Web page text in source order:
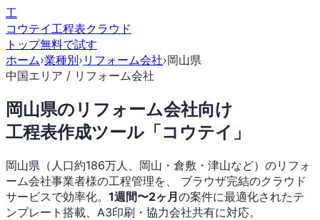
工
コウテイ工程表クラウド
トップ無料で試す
ホーム›業種別› リフォーム会社›岡山県
中国エリア / リフォーム会社
岡山県のリフォーム会社向け
工程表作成ツール「コウテイ」
岡山県（人口約186万人、岡山・倉敷・津山など）のリフォ
ーム会社事業者様の工程管理を、 ブラウザ完結のクラウド
サービスで効率化。 1週間〜2ヶ月の案件に最適化されたテ
ンプレート搭載、A3印刷・協力会社共有に対応。